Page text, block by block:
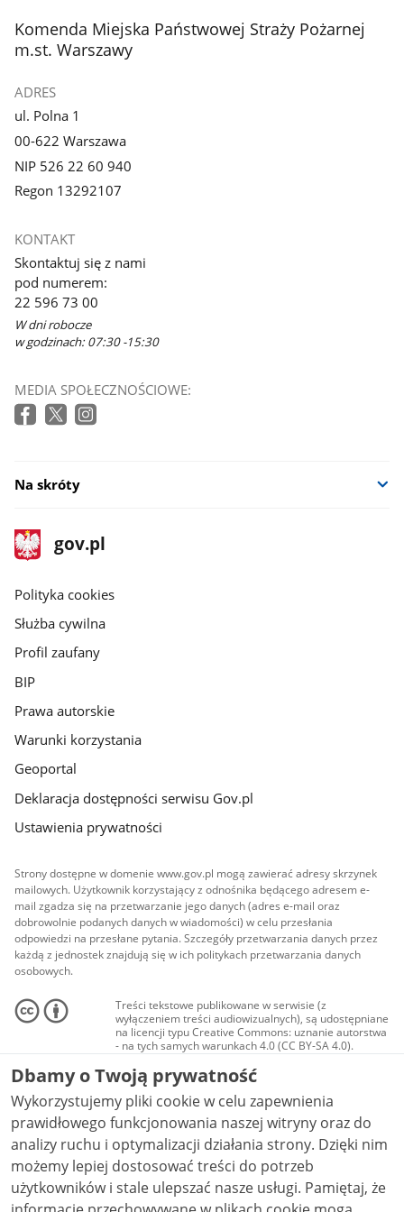
galerii.
galerii.
stopka
Komenda Miejska Państwowej Straży Pożarnej
m.st. Warszawy
ADRES
ul. Polna 1
00-622 Warszawa
NIP 526 22 60 940
Regon 13292107
KONTAKT
Skontaktuj się z nami
pod numerem:
22 596 73 00
W dni robocze
w godzinach: 07:30 -15:30
MEDIA SPOŁECZNOŚCIOWE:
Na skróty
stopka
gov.pl
Strona
gov.pl
gov.pl
Polityka cookies
Służba cywilna
Profil zaufany
BIP
Prawa autorskie
Warunki korzystania
Geoportal
Deklaracja dostępności serwisu Gov.pl
Ustawienia prywatności
Strony dostępne w domenie www.gov.pl mogą zawierać adresy skrzynek
mailowych. Użytkownik korzystający z odnośnika będącego adresem e-
mail zgadza się na przetwarzanie jego danych (adres e-mail oraz
dobrowolnie podanych danych w wiadomości) w celu przesłania
odpowiedzi na przesłane pytania. Szczegóły przetwarzania danych przez
każdą z jednostek znajdują się w ich politykach przetwarzania danych
osobowych.
Treści tekstowe publikowane w serwisie (z
wyłączeniem treści audiowizualnych), są udostępniane
na licencji typu Creative Commons: uznanie autorstwa
- na tych samych warunkach 4.0 (CC BY-SA 4.0).
Materiały audiowizualne, w tym zdjęcia, materiały
audio i wideo, są udostępniane na licencji typu
Creative Commons: uznanie autorstwa użycie
niekomercyjne - bez utworów zależnych 4.0 (CC BY-
NC-ND 4.0), o ile nie jest to stwierdzone inaczej.
Dbamy o Twoją prywatność
Wykorzystujemy pliki cookie w celu zapewnienia
prawidłowego funkcjonowania naszej witryny oraz do
analizy ruchu i optymalizacji działania strony. Dzięki nim
możemy lepiej dostosować treści do potrzeb
użytkowników i stale ulepszać nasze usługi. Pamiętaj, że